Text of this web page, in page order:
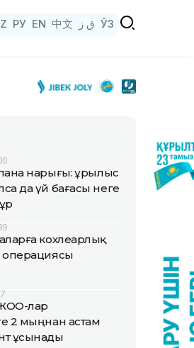
РУ EN 中文 ق ز ЎЗ
нарығы: Құрылыс
да үй бағасы неге
кохлеарлық
операциясы
ЖОО-лар
2 мыңнан астам
ұсынады